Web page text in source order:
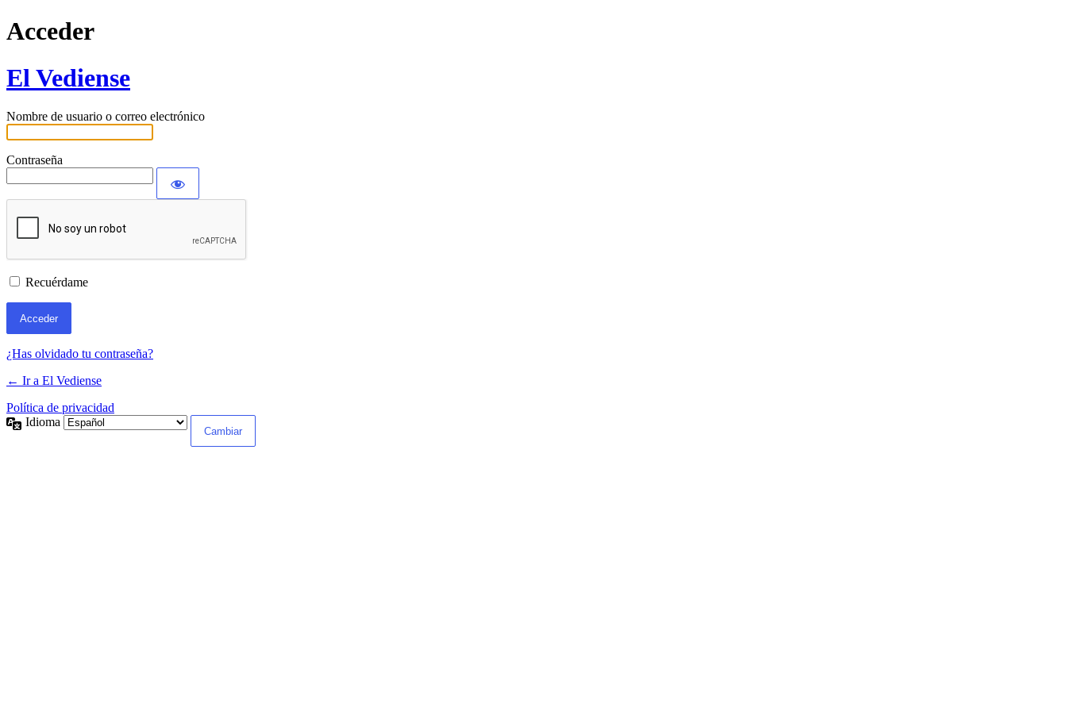
Acceder
El Vediense
Nombre de usuario o correo electrónico
Contraseña
Recuérdame
¿Has olvidado tu contraseña?
← Ir a El Vediense
Política de privacidad
Idioma